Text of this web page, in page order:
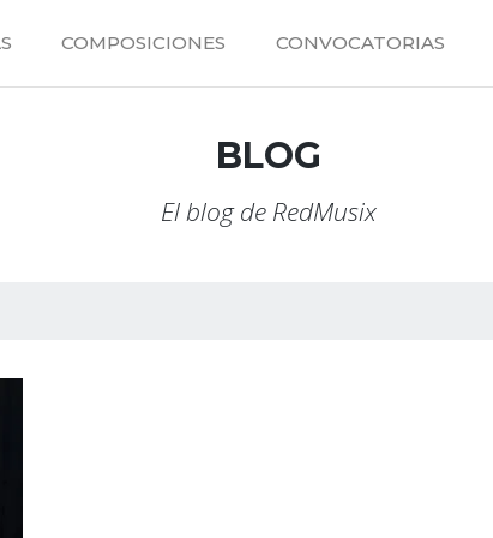
COMPOSICIONES CONVOCATORIAS
BLOG
El blog de RedMusix